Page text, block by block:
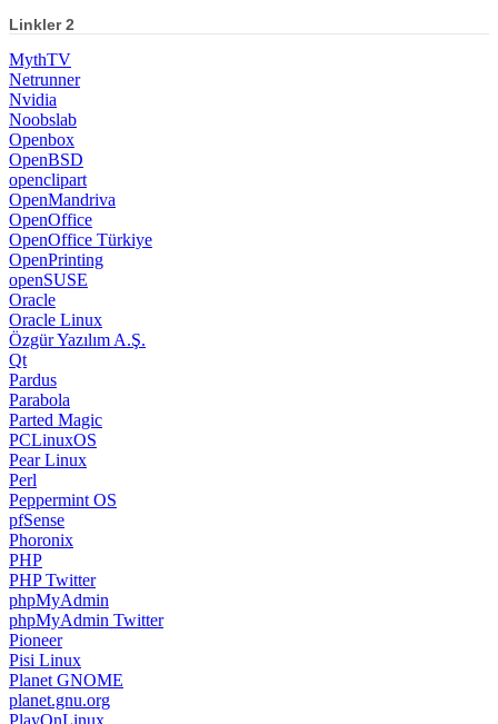
Linkler 2
MythTV
Netrunner
Nvidia
Noobslab
Openbox
OpenBSD
openclipart
OpenMandriva
OpenOffice
OpenOffice Türkiye
OpenPrinting
openSUSE
Oracle
Oracle Linux
Özgür Yazılım A.Ş.
Qt
Pardus
Parabola
Parted Magic
PCLinuxOS
Pear Linux
Perl
Peppermint OS
pfSense
Phoronix
PHP
PHP Twitter
phpMyAdmin
phpMyAdmin Twitter
Pioneer
Pisi Linux
Planet GNOME
planet.gnu.org
PlayOnLinux